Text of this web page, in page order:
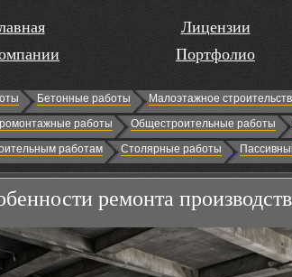
Лицензии
Портфолио
Бетонные работы Малоэтажное
работы Общестроительные работы
работам Столярные работы
ремонта